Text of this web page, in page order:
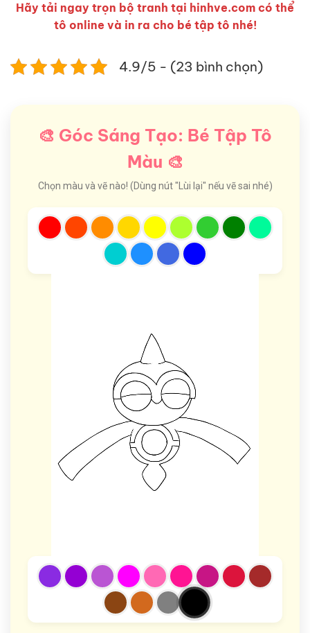
Hãy tải ngay trọn bộ tranh tại hinhve.com có thể
tô online và in ra cho bé tập tô nhé!
4.9/5 - (23 bình chọn)
🎨 Góc Sáng Tạo: Bé Tập Tô
Màu 🎨
Chọn màu và vẽ nào! (Dùng nút "Lùi lại" nếu vẽ sai nhé)